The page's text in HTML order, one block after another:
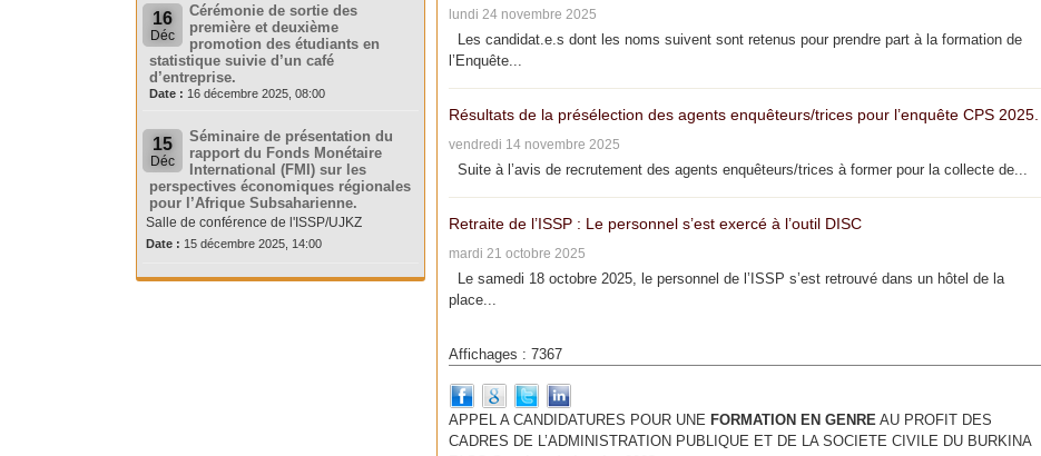
lundi 24 novembre 2025
Les candidat.e.s dont les noms suivent sont retenus pour prendre part à la formation de
l’Enquête...
Résultats de la présélection des agents enquêteurs/trices pour l’enquête CPS 2025.
vendredi 14 novembre 2025
Suite à l’avis de recrutement des agents enquêteurs/trices à former pour la collecte de...
Retraite de l’ISSP : Le personnel s’est exercé à l’outil DISC
mardi 21 octobre 2025
Le samedi 18 octobre 2025, le personnel de l’ISSP s’est retrouvé dans un hôtel de la
place...
Affichages : 7367
APPEL A CANDIDATURES POUR UNE FORMATION EN GENRE AU PROFIT DES
CADRES DE L’ADMINISTRATION PUBLIQUE ET DE LA SOCIETE CIVILE DU BURKINA
16
Déc
Cérémonie de sortie des
première et deuxième
promotion des étudiants en
statistique suivie d’un café
d’entreprise.
Date : 16 décembre 2025, 08:00
15
Déc
Séminaire de présentation du
rapport du Fonds Monétaire
International (FMI) sur les
perspectives économiques régionales
pour l’Afrique Subsaharienne.
Salle de conférence de l'ISSP/UJKZ
Date : 15 décembre 2025, 14:00